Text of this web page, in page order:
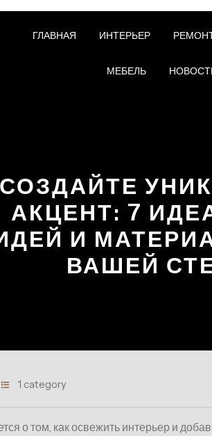
ГЛАВНАЯ ИНТЕРЬЕР
МЕБЕЛЬ
СОЗДАЙТЕ
АКЦЕНТ: 7
И
ВАШЕЙ
1 category
о том, как освежить интерьер и